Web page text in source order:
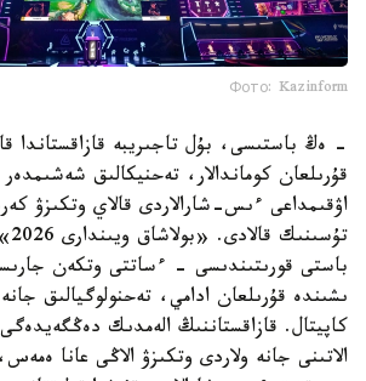
Фото: Kazinform
- ەڭ باستىسى، بۇل تاجىريبە قازاقستاندا
قۇرىلعان كوماندالار، تەحنيكالىق
اۋقىمداعى ءىس-شارالاردى قالاي وتكىزۋ
باستى قورىتىندىسى - ءساتتى وتكەن
ىشىندە قۇرىلعان ادامي، تەحنولوگيالىق
كاپيتال. قازاقستاننىڭ الەمدىك
الاتىنى جانە ولاردى وتكىزۋ الاڭى عانا